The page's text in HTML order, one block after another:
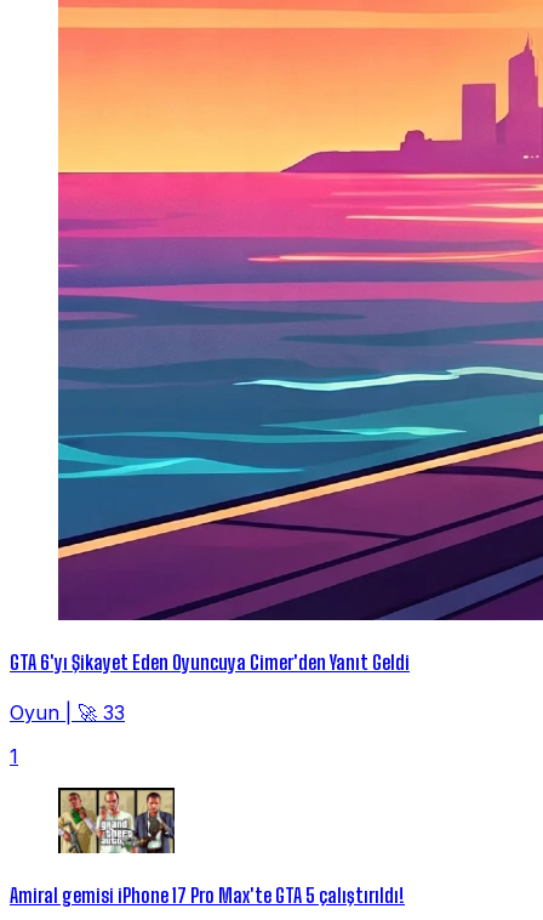
GTA 6'yı Şikayet Eden Oyuncuya Cimer'den Yanıt Geldi
Oyun
🚀 33
1
Amiral gemisi iPhone 17 Pro Max'te GTA 5 çalıştırıldı!